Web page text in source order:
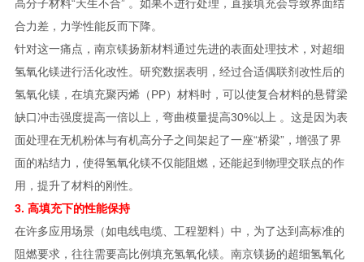
高分子材料“天生不合” 。如果不进行处理，直接填充会导致界面结
合力差，力学性能反而下降。
针对这一痛点，南京镁扬新材料通过先进的表面处理技术，对超细
氢氧化镁进行活化改性。研究数据表明，经过合适偶联剂改性后的
氢氧化镁，在填充聚丙烯（PP）材料时，可以使复合材料的悬臂梁
缺口冲击强度提高一倍以上，弯曲模量提高30%以上 。这是因为表
面处理在无机粉体与有机高分子之间架起了一座“桥梁”，增强了界
面的粘结力，使得氢氧化镁不仅能阻燃，还能起到物理交联点的作
用，提升了材料的刚性。
3. 高填充下的性能保持
在许多应用场景（如电线电缆、工程塑料）中，为了达到高标准的
阻燃要求，往往需要高比例填充氢氧化镁。南京镁扬的超细氢氧化